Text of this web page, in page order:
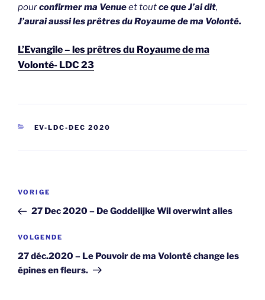
pourconfirmer ma Venueet toutce que J’ai dit,
J’aurai aussi les prêtres du Royaume de ma Volonté.
L’Evangile – les prêtres du Royaume de ma
Volonté- LDC 23
CATEGORIEËN
EV-LDC-DEC 2020
Berichtnavigatie
Vorig
bericht
VORIGE
27 Dec 2020 – De Goddelijke Wil overwint alles
Volgend
bericht
VOLGENDE
27 déc.2020 – Le Pouvoir de ma Volonté change les
épines en fleurs.